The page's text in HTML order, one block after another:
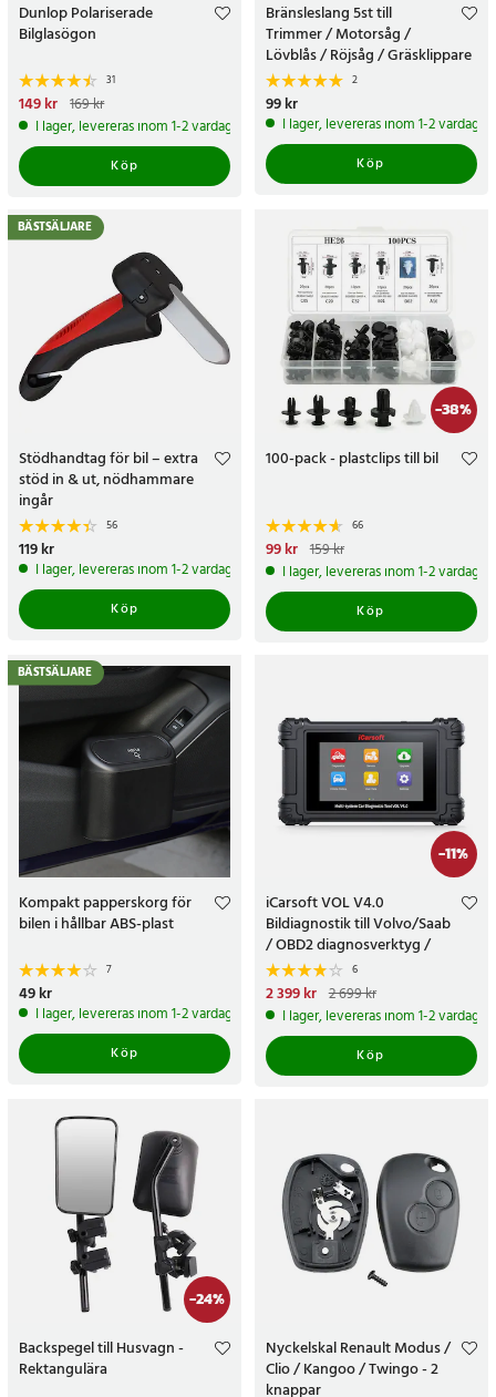
Dunlop Polariserade
Bilglasögon
31
Nuvarande pris
pris:169 kr
149 kr 169 kr
I lager, levereras inom 1-2 vardagar
Köp
Bränsleslang 5st till
Trimmer / Motorsåg /
Lövblås / Röjsåg / Gräsklippare
- 4 storlekar á 1,5meter
2
Pris:
99 kr
I lager, levereras inom 1-2 vardagar
Köp
BÄSTSÄLJARE
Stödhandtag för bil – extra
stöd in & ut, nödhammare
ingår
56
Pris:119 kr
119 kr
I lager, levereras inom 1-2 vardagar
Köp
-38%
100-pack - plastclips till bil
66
Nuvarande pris
pris:159 kr
99 kr 159 kr
I lager, levereras inom 1-2 vardagar
Köp
BÄSTSÄLJARE
Kompakt papperskorg för
bilen i hållbar ABS-plast
7
Pris:
49 kr
I lager, levereras inom 1-2 vardagar
Köp
-11%
iCarsoft VOL V4.0
Bildiagnostik till Volvo/Saab
/ OBD2 diagnosverktyg /
felkodsläsare bil
6
Nuvarande pris:
2 399 krTidigare pris:2 699 kr
2 399 kr 2 699 kr
I lager, levereras inom 1-2 vardagar
Köp
-24%
Backspegel till Husvagn -
Rektangulära
Nyckelskal Renault Modus /
Clio / Kangoo / Twingo - 2
knappar